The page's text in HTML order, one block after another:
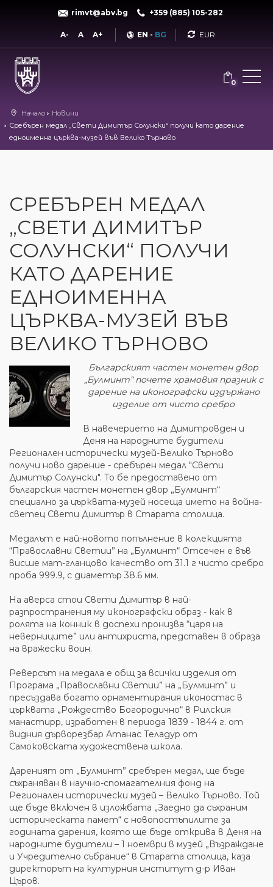
rimvt@abv.bg +359 (885) 105-282
A- A A+ EN - BG Currency
0
Начало
Новини
Сребърен медал „Свети Димитър Солунски“ получи като дарение
едноименна църква-музей във Велико Търново
СРЕБЪРЕН МЕДАЛ
„СВЕТИ ДИМИТЪР
СОЛУНСКИ“ ПОЛУЧИ
КАТО ДАРЕНИЕ
ЕДНОИМЕННА
ЦЪРКВА-МУЗЕЙ ВЪВ
ВЕЛИКО ТЪРНОВО
Българският частен монетен двор
„Булминт“ почете храмовия празник с
дарение на иконографски издържано
изделие от чисто сребро
В навечерието на Димитровден и
Деня на народните будители
Регионален исторически музей-Велико Търново
получи ново дарение - сребърен медал "Свети
Димитър Солунски". То бе предоставено от
българския частен монетен двор „Булминт“
специално за църквата-музей носеща името на война-
светец Свети Димитър в Старата столица.
Медалът е най-новото попълнение в колекцията
“Православни Светии” на „Булминт“ Отсечен е във
висше мат-гланцово качество от 31.1 г чисто сребро
проба 999.9, с диаметър 38.6 мм.
На аверса стои Свети Димитър в най-
разпространения му иконографски образ - как в
ролята на конник в доспехи пронизва “царя на
неверниците” или антихриста, представен в образа
на вражески воин.
Реверсът на медала е общ за всички изделия от
Програма „Православни Светии” на „Булминт” и
пресъздава богато орнаментирания иконостас в
църквата „Рождество Богородично“ в Рилския
манастирр, изработен в периода 1839 - 1844 г. от
видния дърворезбар Атанас Теладур от
Самоковската художествена школа.
Дареният от „Булминт” сребърен медал, ще бъде
съхраняван в научно-спомагателния фонд на
Регионален исторически музей – Велико Търново. Той
ще бъде включен в изложбата „Заедно да съхраним
историческата памет“ с новопостъпилите за
годината дарения, която ще бъде открива в Деня на
народните будители – 1 ноември в музей „Възраждане
и Учредително събрание“ в Старата столица, каза
директорът на културния институт д-р Иван
Църов.